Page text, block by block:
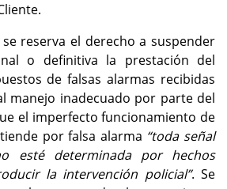
reserva el derecho a suspender
o definitiva la prestación del
de falsas alarmas recibidas
manejo inadecuado por parte del
el imperfecto funcionamiento de
por falsa alarma “toda señal
esté determinada por hechos
la intervención policial”. Se